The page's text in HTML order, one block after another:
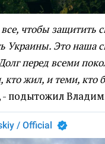
чтобы защитить
Украины. Это наша
перед всеми
кто жил, и теми, кто
- подытожил